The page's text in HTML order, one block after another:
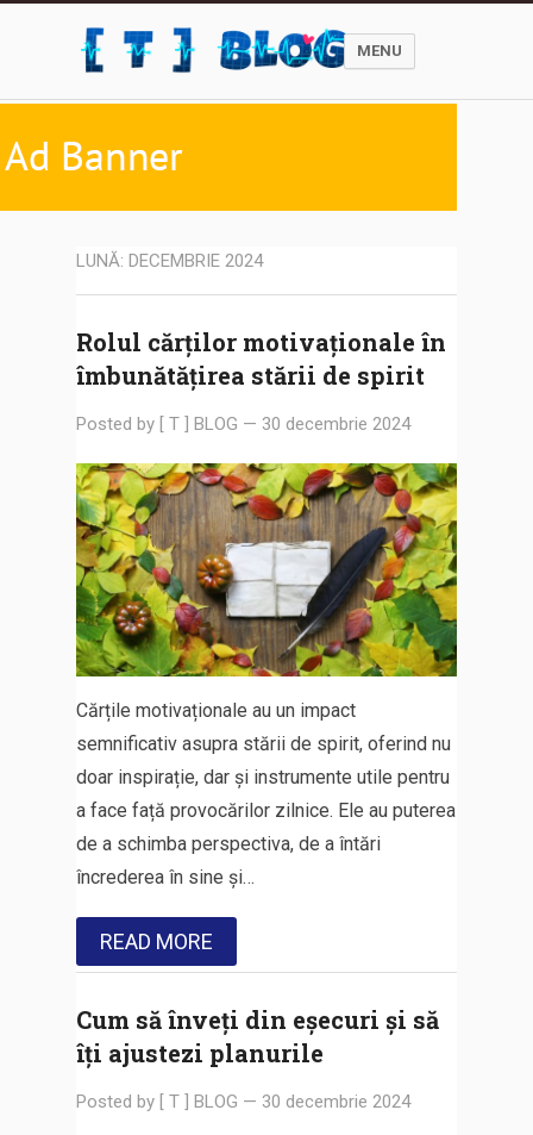
MENU
LUNĂ: DECEMBRIE 2024
Rolul cărților motivaționale în
îmbunătățirea stării de spirit
Posted by [ T ] BLOG — 30 decembrie 2024
Cărțile motivaționale au un impact
semnificativ asupra stării de spirit, oferind nu
doar inspirație, dar și instrumente utile pentru
a face față provocărilor zilnice. Ele au puterea
de a schimba perspectiva, de a întări
încrederea în sine și…
READ MORE
Cum să înveți din eșecuri și să
îți ajustezi planurile
Posted by [ T ] BLOG — 30 decembrie 2024